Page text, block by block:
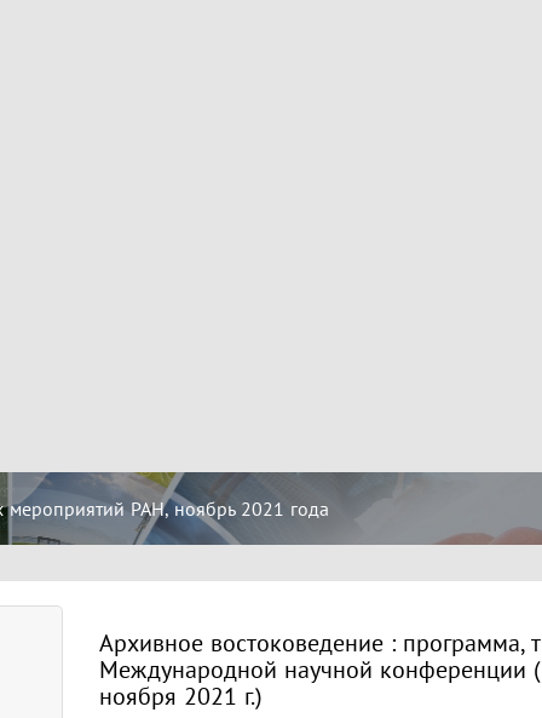
РАН, ноябрь 2021 года
Архивное востоковедение : программа,
Международной научной конференции
ноября 2021 г.)